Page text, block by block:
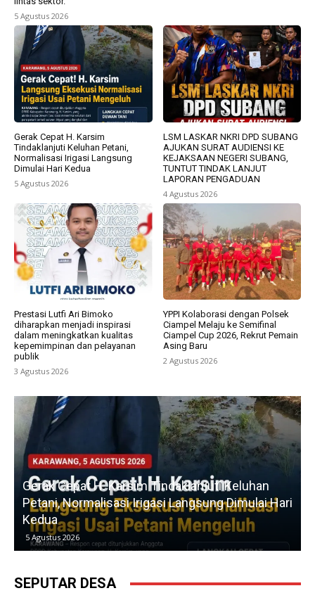
5 Agustus 2026
Gerak Cepat H. Karsim
Tindaklanjuti Keluhan Petani,
Normalisasi Irigasi Langsung
Dimulai Hari Kedua
5 Agustus 2026
LSM LASKAR NKRI DPD SUBANG
AJUKAN SURAT AUDIENSI KE
KEJAKSAAN NEGERI SUBANG,
TUNTUT TINDAK LANJUT
LAPORAN PENGADUAN
4 Agustus 2026
Prestasi Lutfi Ari Bimoko
diharapkan menjadi inspirasi
dalam meningkatkan kualitas
kepemimpinan dan pelayanan
publik
3 Agustus 2026
YPPI Kolaborasi dengan Polsek
Ciampel Melaju ke Semifinal
Ciampel Cup 2026, Rekrut Pemain
Asing Baru
2 Agustus 2026
Gerak Cepat H. Karsim Tindaklanjuti Keluhan
Petani, Normalisasi Irigasi Langsung Dimulai Hari
Kedua
5 Agustus 2026
SEPUTAR DESA